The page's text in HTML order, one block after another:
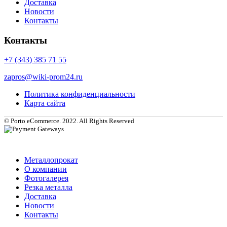
Доставка
Новости
Контакты
Контакты
+7 (343) 385 71 55
zapros@wiki-prom24.ru
Политика конфиденциальности
Карта сайта
© Porto eCommerce. 2022. All Rights Reserved
Металлопрокат
О компании
Фотогалерея
Резка металла
Доставка
Новости
Контакты